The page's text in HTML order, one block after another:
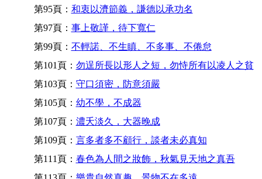
第95頁： 和衷以濟節義，謙德以承功名
第97頁： 事上敬謹，待下寬仁
第99頁： 不輕諾、不生瞋、不多事、不倦怠
第101頁： 勿逞所長以形人之短，勿恃所有以凌人之貧
第103頁： 守口須密，防意須嚴
第105頁： 幼不學，不成器
第107頁： 濃夭淡久，大器晚成
第109頁： 言多者多不顧行，談者未必真知
第111頁： 春色為人間之妝飾，秋氣見天地之真吾